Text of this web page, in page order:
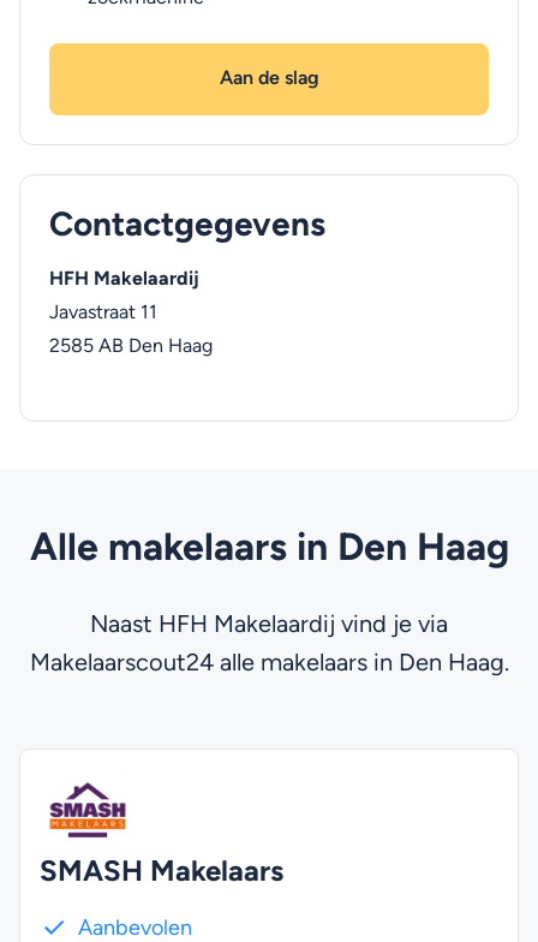
Aan de slag
Contactgegevens
HFH Makelaardij
Javastraat 11
2585 AB Den Haag
Alle makelaars in Den Haag
Naast HFH Makelaardij vind je via
Makelaarscout24 alle makelaars in Den Haag.
SMASH Makelaars
Aanbevolen